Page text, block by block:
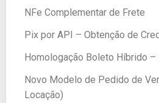
NFe Complementar de Frete
Pix por API – Obtenção de
Homologação Boleto Híbrido –
Novo Modelo de Pedido de
Locação)